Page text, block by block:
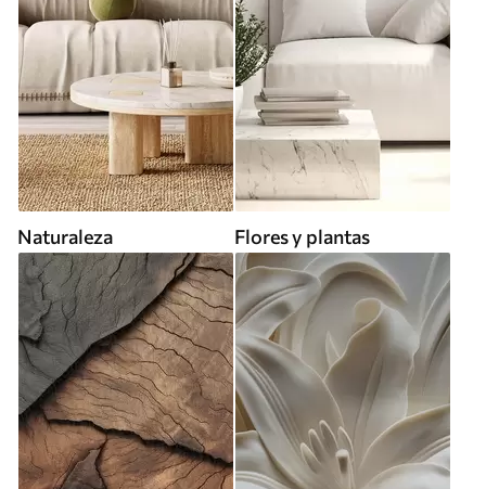
Naturaleza Flores y plantas